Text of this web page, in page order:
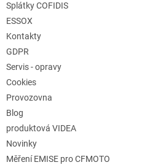
Splátky COFIDIS
ESSOX
Kontakty
GDPR
Servis - opravy
Cookies
Provozovna
Blog
produktová VIDEA
Novinky
Měření EMISE pro CFMOTO